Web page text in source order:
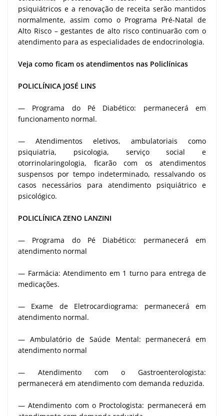
psiquiátricos e a renovação de receita serão mantidos
normalmente, assim como o Programa Pré-Natal de
Alto Risco – gestantes de alto risco continuarão com o
atendimento para as especialidades de endocrinologia.
Veja como ficam os atendimentos nas Policlínicas
POLICLÍNICA JOSÉ LINS
— Programa do Pé Diabético: permanecerá em
funcionamento normal.
— Atendimentos eletivos, ambulatoriais como
psiquiatria, psicologia, serviço social e
otorrinolaringologia, ficarão com os atendimentos
suspensos por tempo indeterminado, ressalvando os
casos necessários para atendimento psiquiátrico e
psicológico.
POLICLÍNICA ZENO LANZINI
— Programa do Pé Diabético: permanecerá em
atendimento normal
— Farmácia: Atendimento em 1 turno para entrega de
medicações.
— Exame de Eletrocardiograma: permanecerá em
atendimento normal.
— Ambulatório de Saúde Mental: permanecerá em
atendimento normal
— Atendimento com o Gastroenterologista:
permanecerá em atendimento com demanda reduzida.
— Atendimento com o Proctologista: permanecerá em